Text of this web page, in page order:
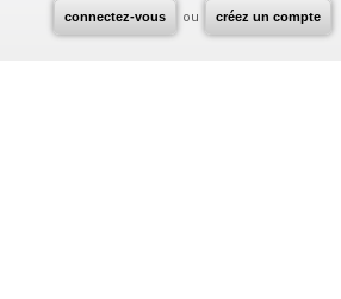
connectez-vous ou créez un compte